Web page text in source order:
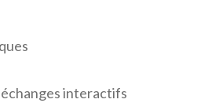
interactifs